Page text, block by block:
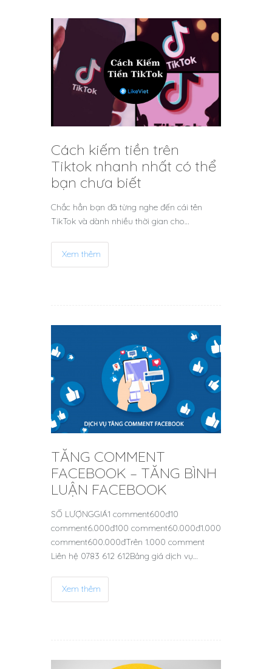
Cách kiếm tiền trên
Tiktok nhanh nhất có thể
bạn chưa biết
Chắc hẳn bạn đã từng nghe đến cái tên
TikTok và dành nhiều thời gian cho…
Xem thêm
TĂNG COMMENT
FACEBOOK – TĂNG BÌNH
LUẬN FACEBOOK
SỐ LƯỢNGGIÁ1 comment600đ10
comment6.000đ100 comment60.000đ1.000
comment600.000đTrên 1.000 comment
Liên hệ 0783 612 612Bảng giá dịch vụ…
Xem thêm